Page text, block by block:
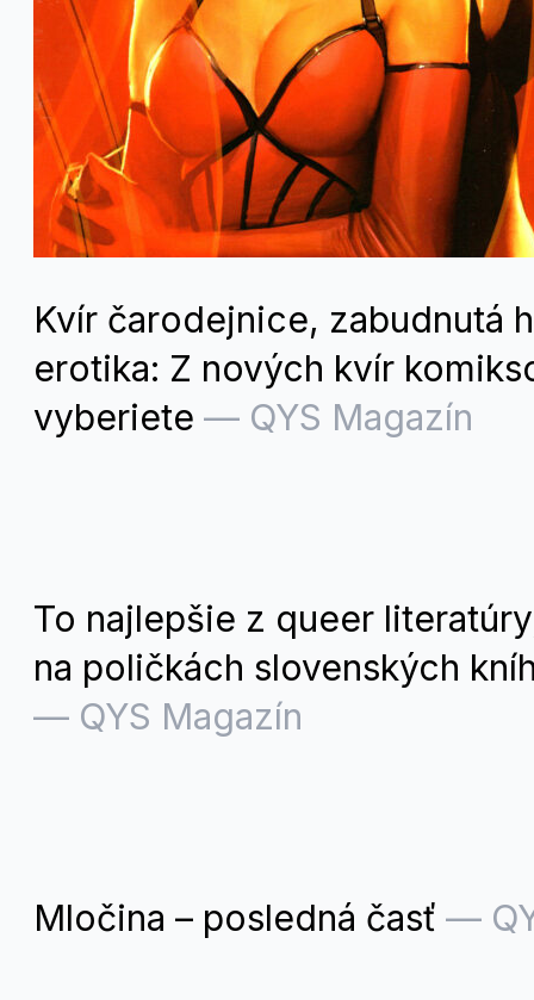
Kvír čarodejnice, zabudnutá
erotika: Z nových kvír
vyberiete — QYS Magazín
To najlepšie z queer
na poličkách slovenských
— QYS Magazín
Mločina – posledná časť —